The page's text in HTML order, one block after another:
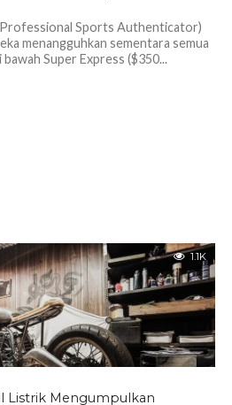
Sports Authenticator)
menangguhkan sementara semua
Super Express ($350...
1.1K
Listrik Mengumpulkan